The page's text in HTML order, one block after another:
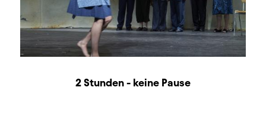
BeschreibungInformation
Dauer und Pausen2 Stunden - keine Pause